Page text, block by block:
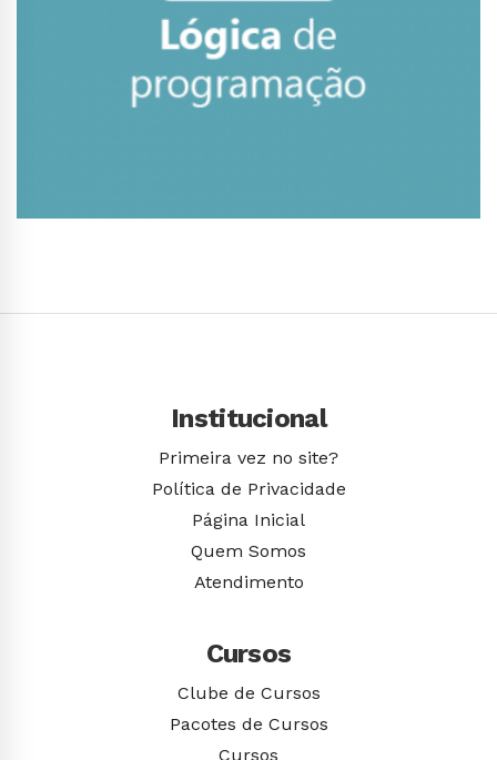
Institucional
Primeira vez no site?
Política de Privacidade
Página Inicial
Quem Somos
Atendimento
Cursos
Clube de Cursos
Pacotes de Cursos
Cursos